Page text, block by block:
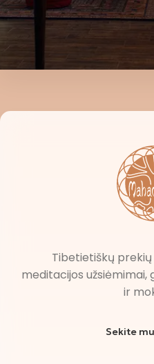
Tibetietiškų
meditacijos
ir
Sekite